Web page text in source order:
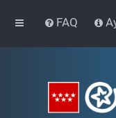
FAQ